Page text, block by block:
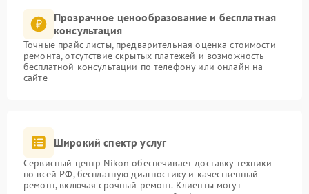
Прозрачное ценообразование и бесплатная
консультация
Точные прайс-листы, предварительная оценка стоимости
ремонта, отсутствие скрытых платежей и возможность
бесплатной консультации по телефону или онлайн на
сайте
Широкий спектр услуг
Сервисный центр Nikon обеспечивает доставку техники
по всей РФ, бесплатную диагностику и качественный
ремонт, включая срочный ремонт. Клиенты могут